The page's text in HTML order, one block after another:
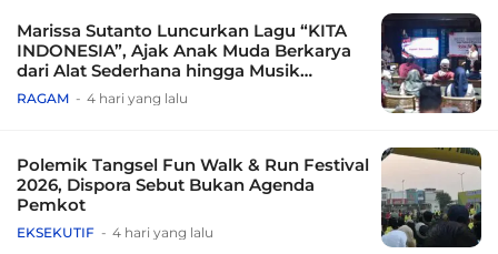
Marissa Sutanto Luncurkan Lagu “KITA
INDONESIA”, Ajak Anak Muda Berkarya
dari Alat Sederhana hingga Musik
Tradisional
RAGAM 4 hari yang lalu
Polemik Tangsel Fun Walk & Run Festival
2026, Dispora Sebut Bukan Agenda
Pemkot
EKSEKUTIF 4 hari yang lalu